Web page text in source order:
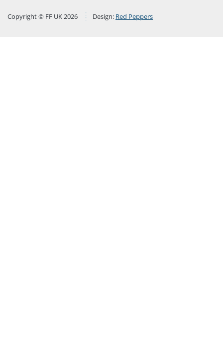
Copyright © FF UK 2026 Design: Red Peppers